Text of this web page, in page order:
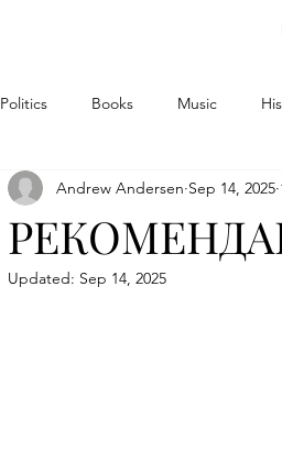
Politics Books Music
Andrew Andersen Sep 14, 2025
Updated: Sep 14, 2025